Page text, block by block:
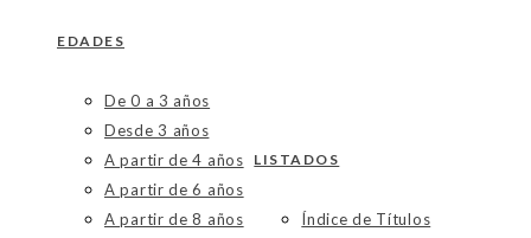
EDADES
De 0 a 3 años
Desde 3 años
A partir de 4 años
A partir de 6 años
A partir de 8 años
LISTADOS
Índice de Títulos